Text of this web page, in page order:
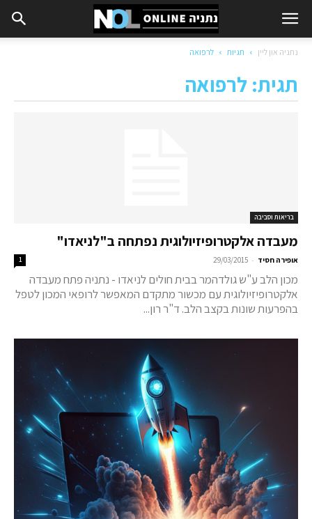
נתניה און ליין תגיות לרפואה
תגית: לרפואה
בריאות וסביבה
מעבדה אלקטרופיזיולוגית נפתחה ב"לניאדו"
אופירה חסיד -
29/03/2015
1
מכון הלב ע"ש גולדהמר בבית חולים לניאדו - נתניה פתח מעבדה
אלקטרופיזיולוגית עם מכשור מתקדם המאפשר לרופאי המכון לטפל
בהפרעות שונות בקצב הלב. ד"ר רון...